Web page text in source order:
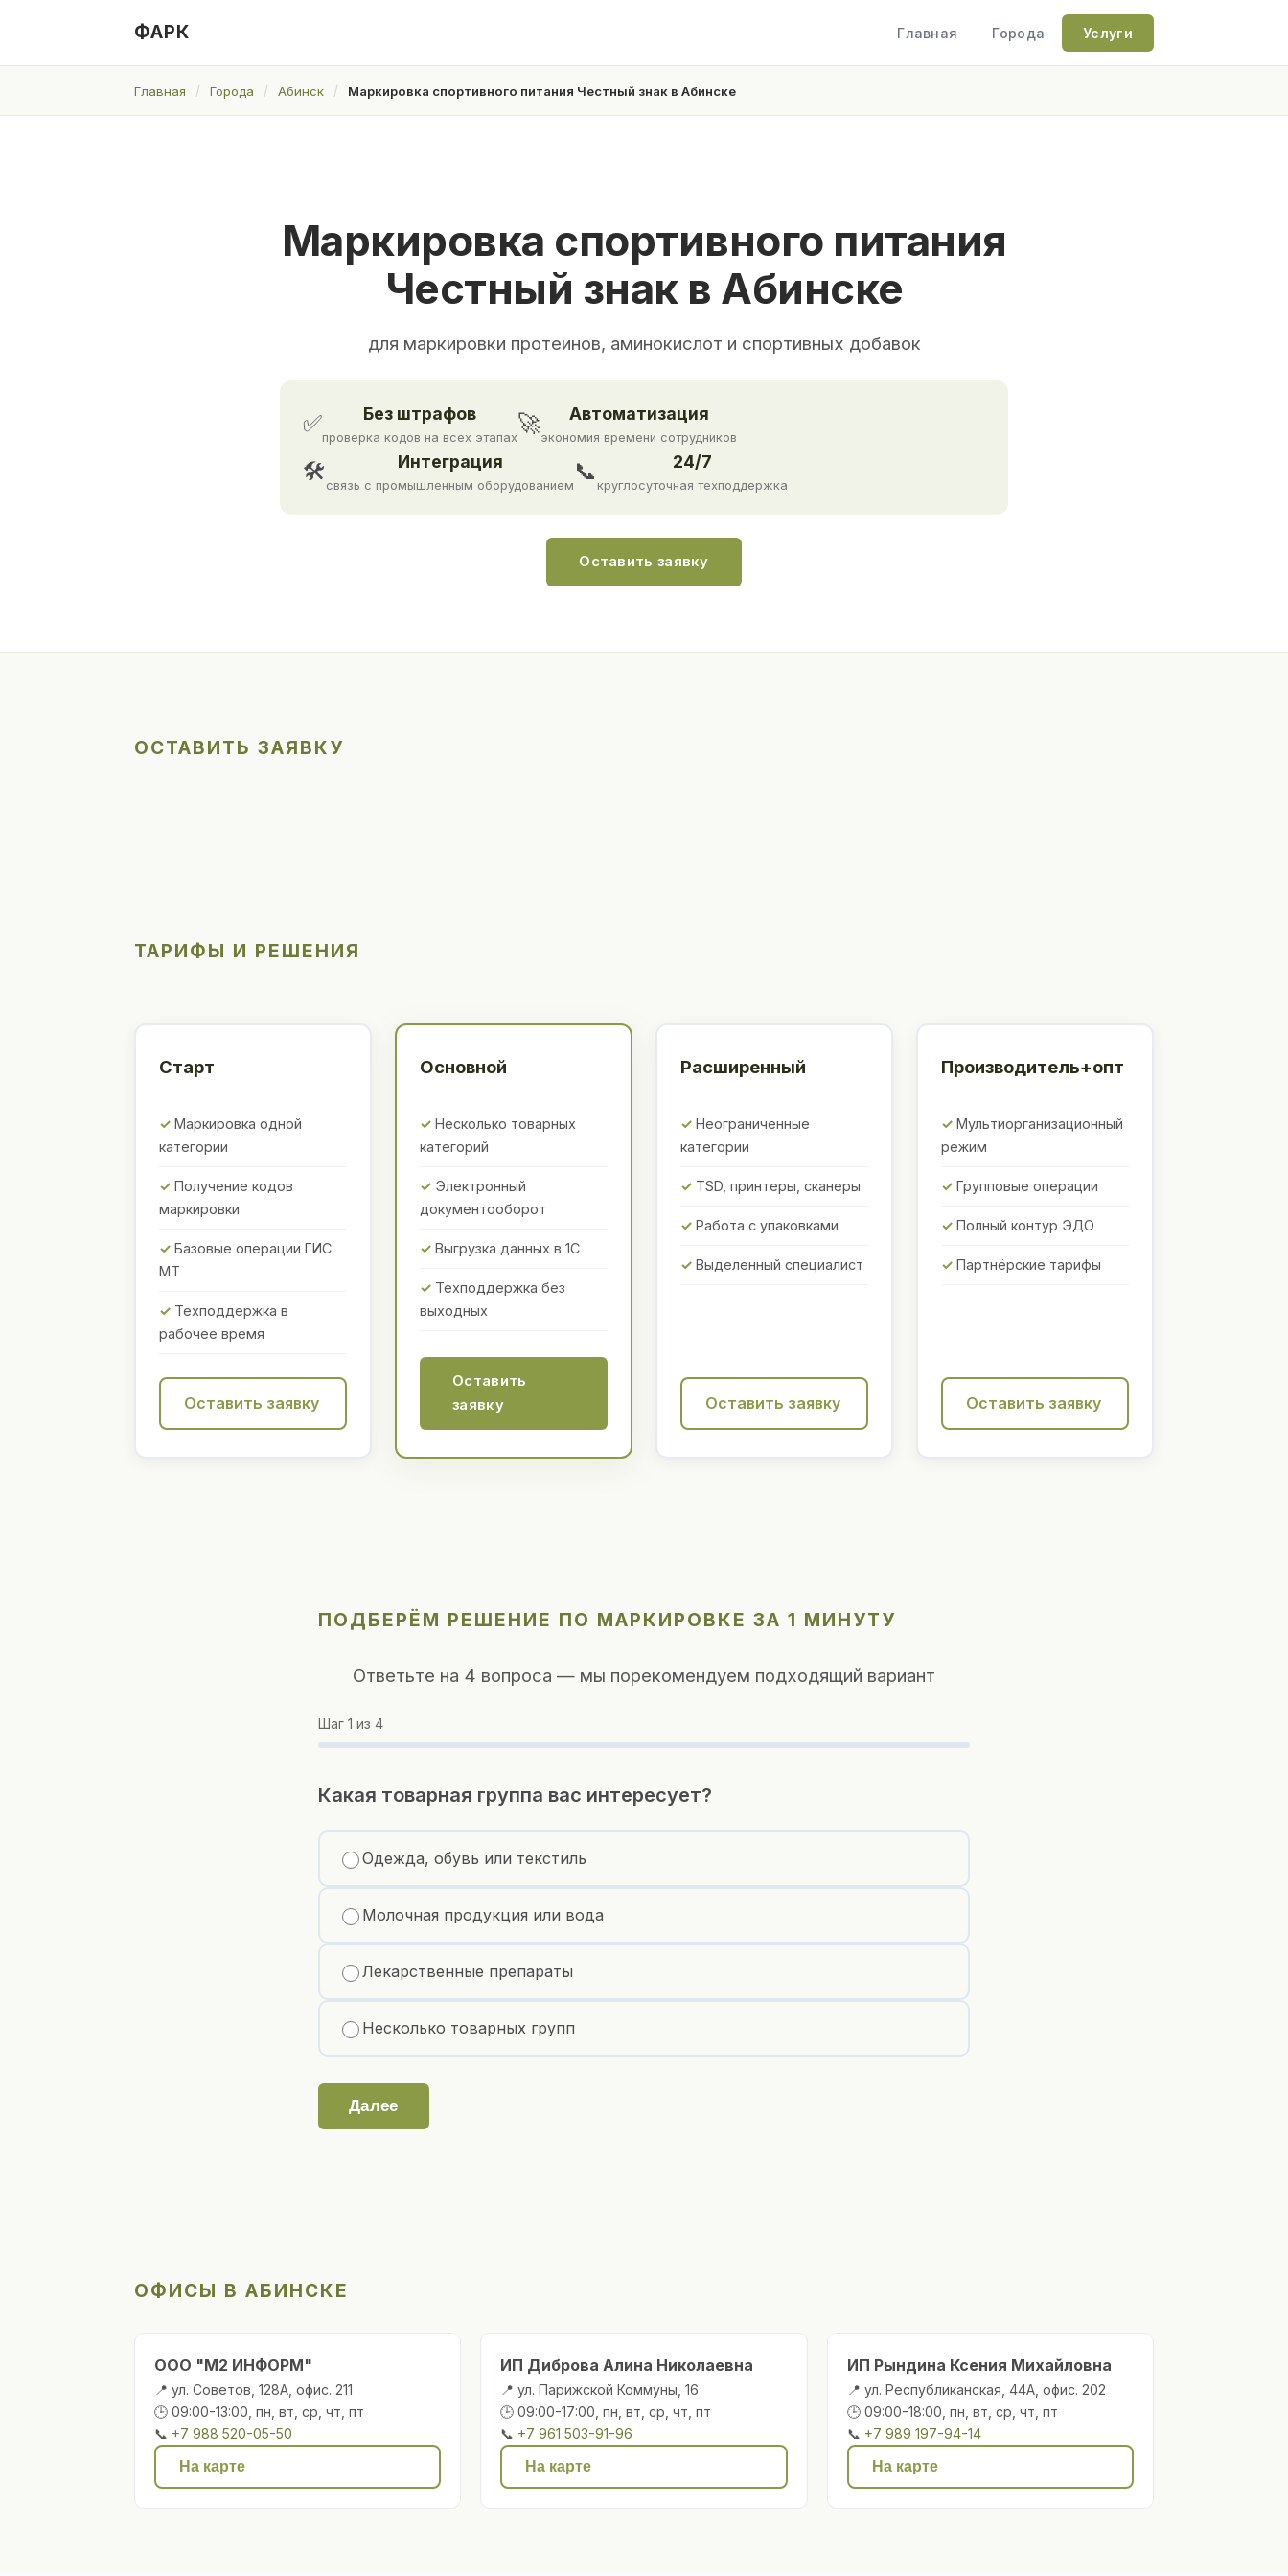
ФАРК Главная Города Услуги
Главная Города Абинск Маркировка спортивного питания Честный знак в Абинске
Маркировка спортивного питания
Честный знак в Абинске
для маркировки протеинов, аминокислот и спортивных добавок
✅ Без штрафов
проверка кодов на всех этапах
🚀 Автоматизация
экономия времени сотрудников
🛠 Интеграция
связь с промышленным оборудованием
📞 24/7
круглосуточная техподдержка
Оставить заявку
ОСТАВИТЬ ЗАЯВКУ
ТАРИФЫ И РЕШЕНИЯ
Старт
Маркировка одной
категории
Получение кодов
маркировки
Базовые операции ГИС
МТ
Техподдержка в
рабочее время
Оставить заявку
Основной
Несколько товарных
категорий
Электронный
документооборот
Выгрузка данных в 1С
Техподдержка без
выходных
Оставить
заявку
Расширенный
Неограниченные
категории
TSD, принтеры, сканеры
Работа с упаковками
Выделенный специалист
Оставить заявку
Производитель+опт
Мультиорганизационный
режим
Групповые операции
Полный контур ЭДО
Партнёрские тарифы
Оставить заявку
ПОДБЕРЁМ РЕШЕНИЕ ПО МАРКИРОВКЕ ЗА 1 МИНУТУ
Ответьте на 4 вопроса — мы порекомендуем подходящий вариант
Шаг 1 из 4
Какая товарная группа вас интересует?
Одежда, обувь или текстиль
Молочная продукция или вода
Лекарственные препараты
Несколько товарных групп
Далее
ОФИСЫ В АБИНСКЕ
ООО "М2 ИНФОРМ"
📍 ул. Советов, 128А, офис. 211
🕒 09:00-13:00, пн, вт, ср, чт, пт
📞 +7 988 520-05-50
На карте
ИП Диброва Алина Николаевна
📍 ул. Парижской Коммуны, 16
🕒 09:00-17:00, пн, вт, ср, чт, пт
📞 +7 961 503-91-96
На карте
ИП Рындина Ксения Михайловна
📍 ул. Республиканская, 44А, офис. 202
🕒 09:00-18:00, пн, вт, ср, чт, пт
📞 +7 989 197-94-14
На карте